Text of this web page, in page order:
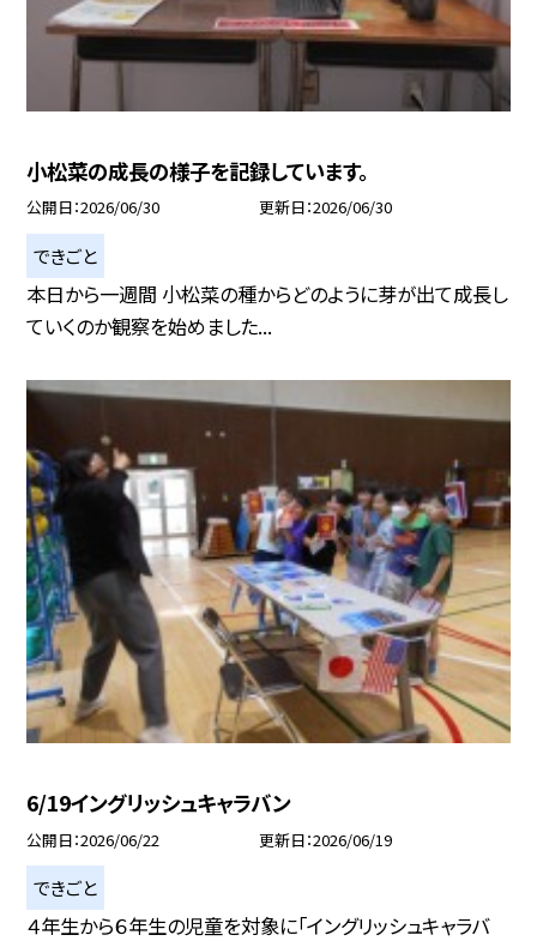
小松菜の成長の様子を記録しています。
公開日 2026/06/30 更新日 2026/06/30
できごと
本日から一週間 小松菜の種からどのように芽が出て成長し
ていくのか観察を始めました...
6/19イングリッシュキャラバン
公開日 2026/06/22 更新日 2026/06/19
できごと
４年生から６年生の児童を対象に「イングリッシュキャラバ